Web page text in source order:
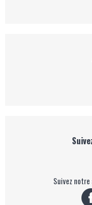
Suivez